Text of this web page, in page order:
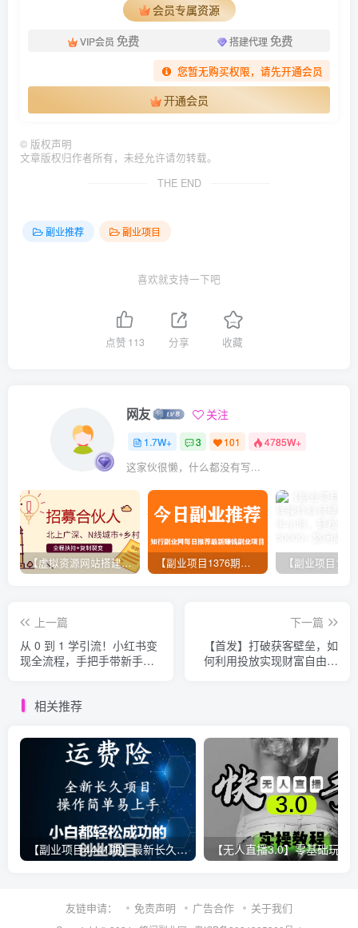
会员专属资源
VIP会员 免费 搭建代理 免费
您暂无购买权限，请先开通会员
开通会员
© 版权声明
文章版权归作者所有，未经允许请勿转载。
THE END
副业推荐 副业项目
喜欢就支持一下吧
点赞 113 分享 收藏
网友 关注
1.7W+ 3 101 4785W+
这家伙很懒，什么都没有写...
【虚拟资源网站搭建服务】加盟本站系统，做一个和本站一样的独立网站，躺赚的项目 【副业项目1376期】龟课最新闲鱼项目玩法实战教程_全新升级月收益几千到几万
上一篇
从 0 到 1 学引流！小红书变
现全流程，手把手带新手日
下一篇
【首发】打破获客壁垒，如
何利用投放实现财富自由与
相关推荐
【副业项目4441期】最新长久稳定暴利项目，运费险全新玩法，日赚1000（包含详细教程，全程指导）
友链申请： 免责声明 广告合作 关于我们